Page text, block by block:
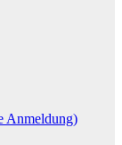
Anmeldung)